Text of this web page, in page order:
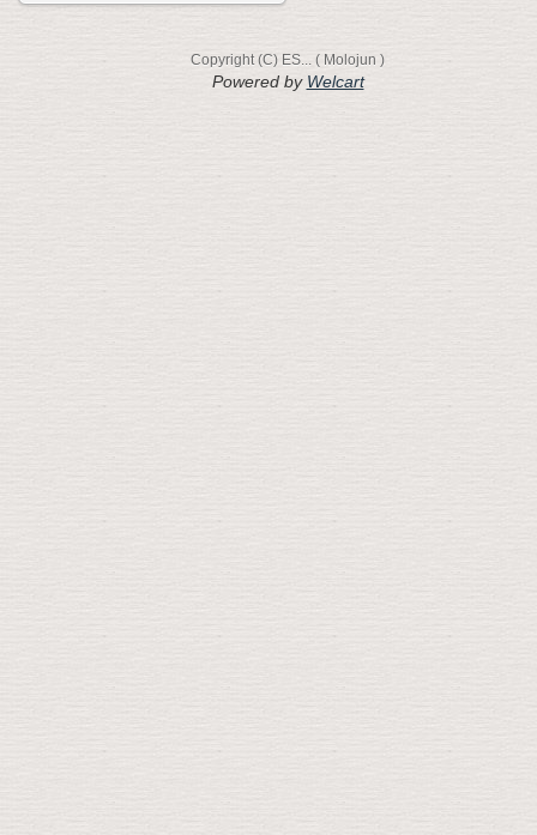
Copyright (C) ES... ( Molojun )
Powered by Welcart